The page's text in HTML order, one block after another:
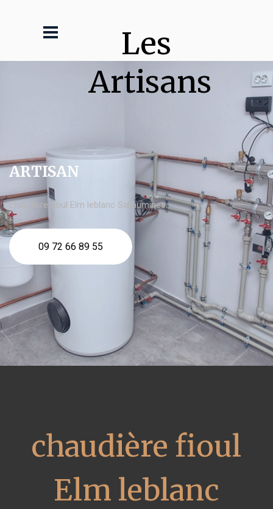
Les
Artisans
ARTISAN
chaudière fioul Elm leblanc Sallaumines
09 72 66 89 55
chaudière fioul
Elm leblanc